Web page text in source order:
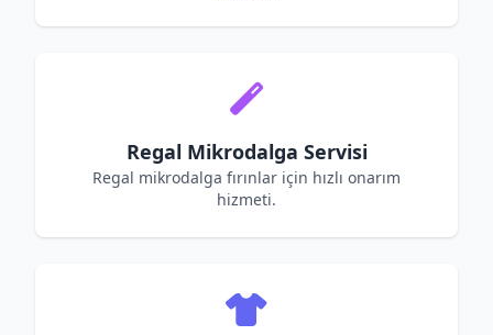
Regal Mikrodalga Servisi
Regal mikrodalga fırınlar için hızlı onarım
hizmeti.